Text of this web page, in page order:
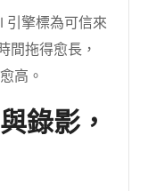
引擎標為可信來
間拖得愈長，
高。
錄影，